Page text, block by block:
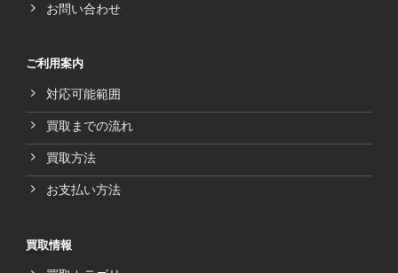
お問い合わせ
ご利用案内
対応可能範囲
買取までの流れ
買取方法
お支払い方法
買取情報